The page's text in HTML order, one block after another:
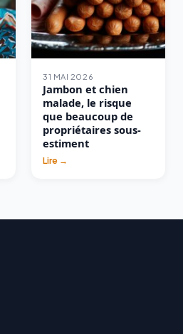
31 MAI 2026
Jambon et chien
malade, le risque
que beaucoup de
propriétaires sous-
estiment
Lire →